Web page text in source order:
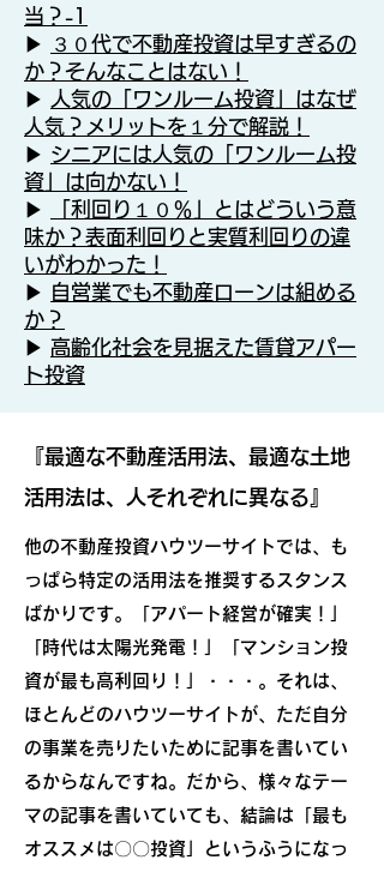
当？-1
▶
３０代で不動産投資は早すぎるの
か？そんなことはない！
▶
人気の「ワンルーム投資」はなぜ
人気？メリットを１分で解説！
▶ シニアには人気の「ワンルーム投
資」は向かない！
▶
「利回り１０％」とはどういう意
味か？表面利回りと実質利回りの違
いがわかった！
▶ 自営業でも不動産ローンは組める
か？
▶ 高齢化社会を見据えた賃貸アパー
ト投資
『最適な不動産活用法、最適な土地
活用法は、人それぞれに異なる』
他の不動産投資ハウツーサイトでは、も
っぱら特定の活用法を推奨するスタンス
ばかりです。「アパート経営が確実！」
「時代は太陽光発電！」「マンション投
資が最も高利回り！」・・・。それは、
ほとんどのハウツーサイトが、ただ自分
の事業を売りたいために記事を書いてい
るからなんですね。だから、様々なテー
マの記事を書いていても、結論は「最も
オススメは〇〇投資」というふうになっ